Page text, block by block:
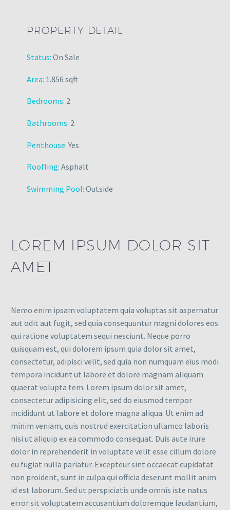
PROPERTY DETAIL
Status: On Sale
Area: 1.856 sqft
Bedrooms: 2
Bathrooms: 2
Penthouse:Yes
Roofling: Asphalt
Swimming Pool: Outside
LOREM IPSUM DOLOR SIT
AMET
Nemo enim ipsam voluptatem quia voluptas sit aspernatur
aut odit aut fugit, sed quia consequuntur magni dolores eos
qui ratione voluptatem sequi nesciunt. Neque porro
quisquam est, qui dolorem ipsum quia dolor sit amet,
consectetur, adipisci velit, sed quia non numquam eius modi
tempora incidunt ut labore et dolore magnam aliquam
quaerat volupta tem. Lorem ipsum dolor sit amet,
consectetur adipisicing elit, sed do eiusmod tempor
incididunt ut labore et dolore magna aliqua. Ut enim ad
minim veniam, quis nostrud exercitation ullamco laboris
nisi ut aliquip ex ea commodo consequat. Duis aute irure
dolor in reprehenderit in voluptate velit esse cillum dolore
eu fugiat nulla pariatur. Excepteur sint occaecat cupidatat
non proident, sunt in culpa qui officia deserunt mollit anim
id est laborum. Sed ut perspiciatis unde omnis iste natus
error sit voluptatem accusantium doloremque laudantium,